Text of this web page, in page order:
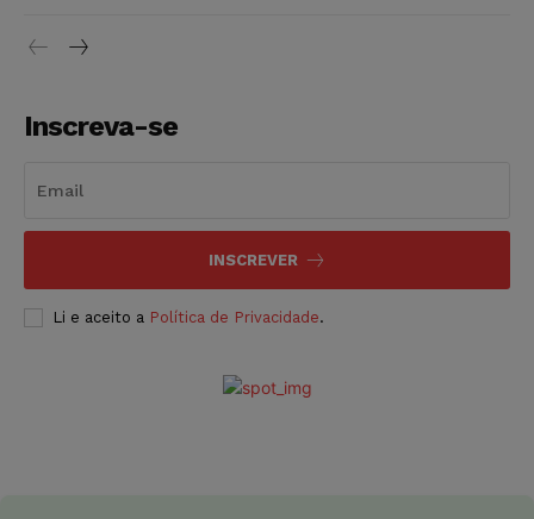
Inscreva-se
INSCREVER
Li e aceito a Política de Privacidade.